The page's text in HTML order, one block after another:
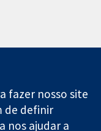
Contato
fazer nosso site
de definir
nos ajudar a